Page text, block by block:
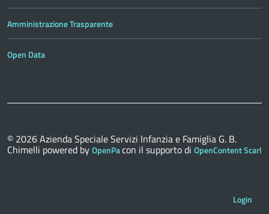
Amministrazione Trasparente
Open Data
© 2026Azienda Speciale Servizi Infanzia e Famiglia G. B.
Chimelli powered byOpenPacon il supporto di OpenContent Scarl
Login